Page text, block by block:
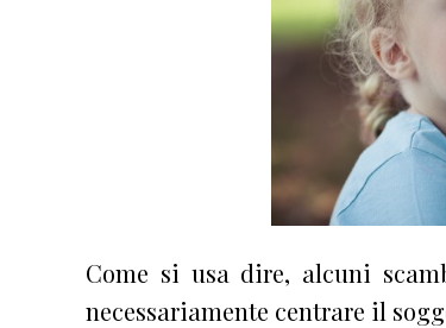
Come si usa dire, alcuni
necessariamente centrare il